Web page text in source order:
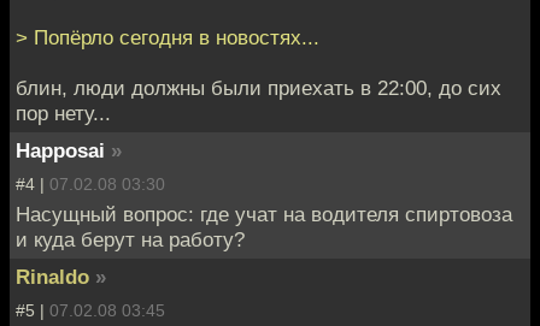
> Попёрло сегодня в новостях...
блин, люди должны были приехать в 22:00, до сих
пор нету...
Happosai »
#4 | 07.02.08 03:30
Насущный вопрос: где учат на водителя спиртовоза
и куда берут на работу?
Rinaldo »
#5 | 07.02.08 03:45